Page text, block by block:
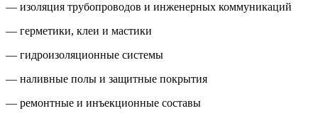
— изоляция трубопроводов и инженерных коммуникаций
— герметики, клеи и мастики
— гидроизоляционные системы
— наливные полы и защитные покрытия
— ремонтные и инъекционные составы